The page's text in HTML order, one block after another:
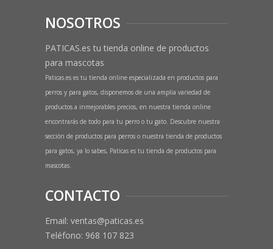
NOSOTROS
PATICAS.es tu tienda online de productos
para mascotas
Paticas.es es tu tienda online especializada en productos para
perros y para gatos, disponemos de una amplia variedad de
productos a inmejorables precios, en nuestra tienda online
encontrarás de todo para tu perro o tu gato. Descubre nuestra
sección de productos para perros o nuestra tienda de productos
para gatos, ya lo sabes, Paticas es tu tienda de productos para
mascotas.
CONTACTO
Email: ventas@paticas.es
Teléfono: 968 107 823